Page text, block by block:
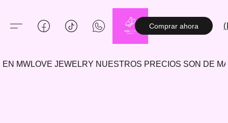
Comprar ahora
EN MWLOVE JEWELRY NUESTROS PRECIOS SON DE